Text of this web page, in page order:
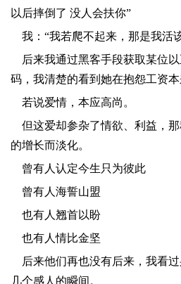
以后摔倒了 没人会扶你”
我：“我若爬不起来，那是我活
后来我通过黑客手段获取某位
码，我清楚的看到她在抱怨工资
​若说爱情，本应高尚。
但这爱却参杂了情欲、利益，
的增长而淡化。
​曾有人认定今生只为彼此
​曾有人海誓山盟
​也有人翘首以盼
​也有人情比金坚
后来他们再也没有后来，我看
几个感人的瞬间。